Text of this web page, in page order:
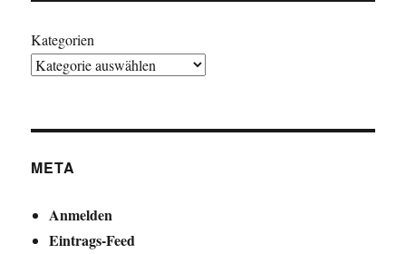
Kategorien
META
Anmelden
Eintrags-Feed